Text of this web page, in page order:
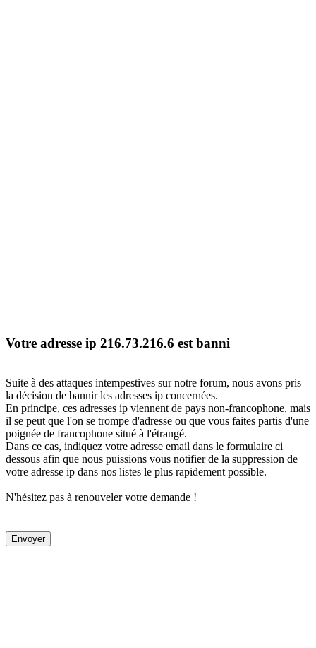
Votre adresse ip 216.73.216.6 est banni
Suite à des attaques intempestives sur notre forum, nous avons pris
la décision de bannir les adresses ip concernées.
En principe, ces adresses ip viennent de pays non-francophone, mais
il se peut que l'on se trompe d'adresse ou que vous faites partis d'une
poignée de francophone situé à l'étrangé.
Dans ce cas, indiquez votre adresse email dans le formulaire ci
dessous afin que nous puissions vous notifier de la suppression de
votre adresse ip dans nos listes le plus rapidement possible.
N'hésitez pas à renouveler votre demande !